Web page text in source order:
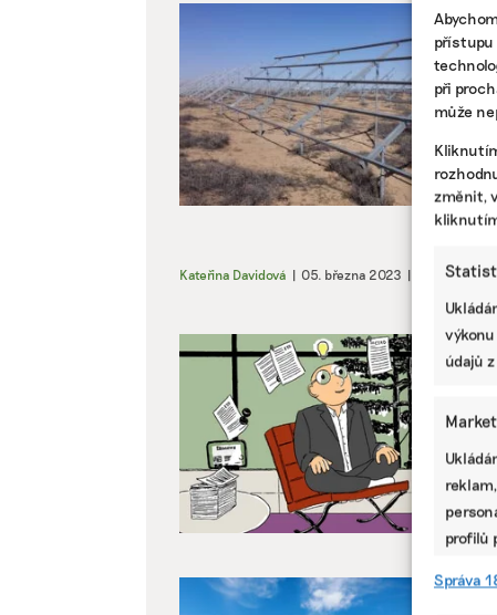
přístupu
při
může
změnit,
údajů
profilů
Správa
Kateřina Davidová | 05. března 2023 | Energetika,